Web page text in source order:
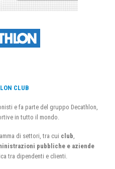
CLUB
e fa parte del gruppo Decathlon,
in tutto il mondo.
di settori, tra cui club
pubbliche e aziende
tra dipendenti e clienti.